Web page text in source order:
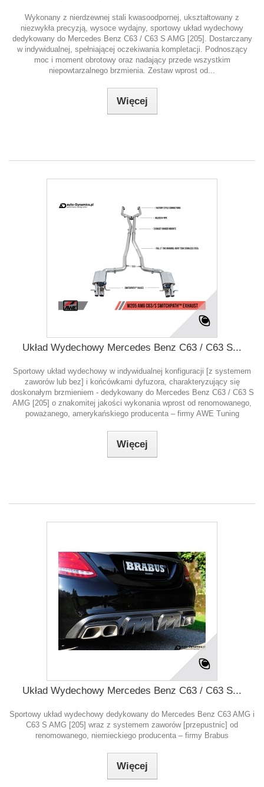
Wykonany z nierdzewnej stali kwasoodpornej, ukształtowany z
niezwykła precyzją, wysoce wydajny, sportowy układ wydechowy
dedykowany do Mercedes Benz C63 / C63 S AMG [205]. Dostarczany
w indywidualnej, spełniającej oczekiwania kompletacji. Podnoszący
moc i moment obrotowy oraz nadający przede wszystkim
niepowtarzalnego brzmienia. Zestaw wprost od...
Więcej
Układ Wydechowy Mercedes Benz C63 / C63 S...
Sportowy układ wydechowy w indywidualnej konfiguracji [z systemem
zaworów lub bez] i końcówkami dyfuzora, charakteryzujący się
doskonałym brzmieniem - dedykowany do Mercedes Benz C63 / C63 S
AMG [205] o znakomitej jakości wykonania wprost od renomowanego,
poważanego, amerykańskiego producenta – firmy AWE Tuning
Więcej
Układ Wydechowy Mercedes Benz C63 / C63 S...
Sportowy układ wydechowy dedykowany do Mercedes Benz C63 AMG i
C63 S AMG [205] wraz z systemem zaworów [przepustnic] od
renomowanego, niemieckiego producenta – firmy Brabus
Więcej